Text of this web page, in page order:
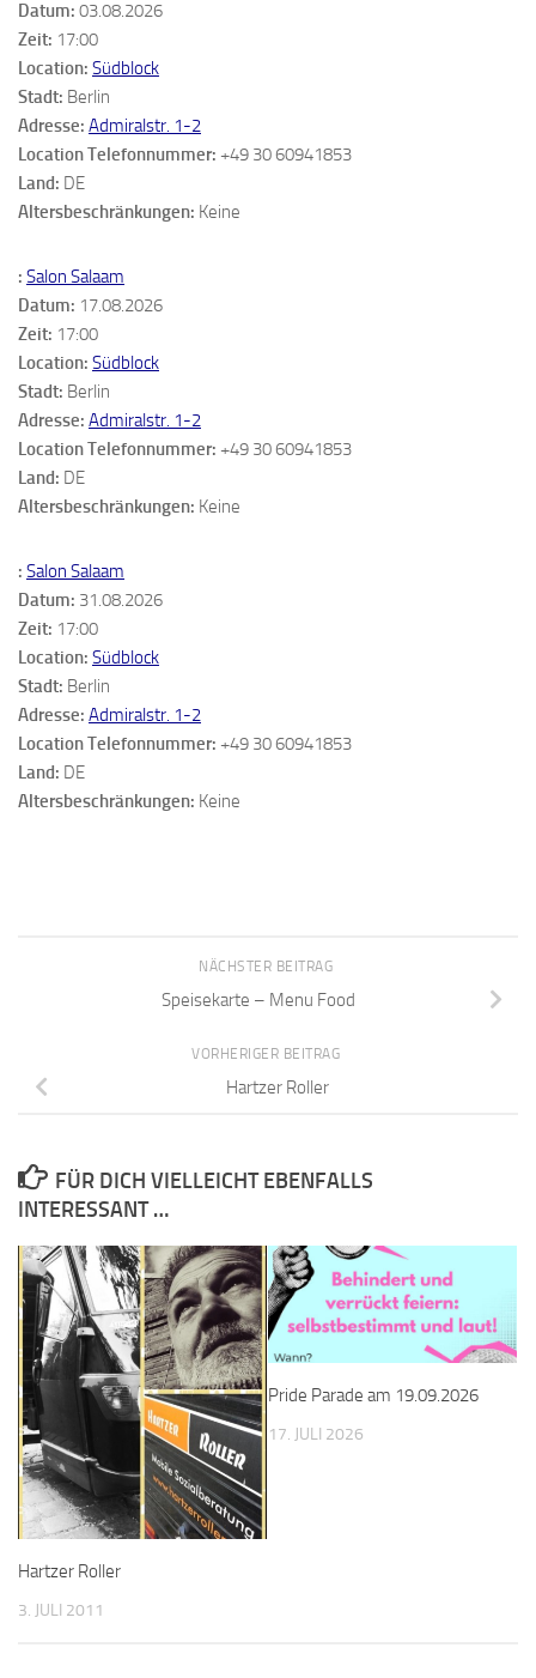
Datum: 03.08.2026
Zeit: 17:00
Location: Südblock
Stadt: Berlin
Adresse: Admiralstr. 1-2
Location Telefonnummer: +49 30 60941853
Land: DE
Altersbeschränkungen: Keine
: Salon Salaam
Datum: 17.08.2026
Zeit: 17:00
Location: Südblock
Stadt: Berlin
Adresse: Admiralstr. 1-2
Location Telefonnummer: +49 30 60941853
Land: DE
Altersbeschränkungen: Keine
: Salon Salaam
Datum: 31.08.2026
Zeit: 17:00
Location: Südblock
Stadt: Berlin
Adresse: Admiralstr. 1-2
Location Telefonnummer: +49 30 60941853
Land: DE
Altersbeschränkungen: Keine
NÄCHSTER BEITRAG
Speisekarte – Menu Food
VORHERIGER BEITRAG
Hartzer Roller
FÜR DICH VIELLEICHT EBENFALLS
INTERESSANT …
Hartzer Roller
3. JULI 2011
Pride Parade am 19.09.2026
17. JULI 2026